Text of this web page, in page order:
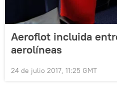
Aeroflot incluida
aerolíneas
24 de julio 2017, 11:25 GMT